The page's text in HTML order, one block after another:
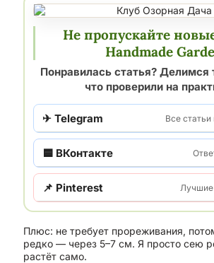
Не пропускайте
Handmade
Понравилась статья? Делимся
что проверили на
✈ Telegram Все
🟦 ВКонтакте
📌 Pinterest Лучшие
Плюс: не требует прореживания,
редко — через 5–7 см. Я просто сею
растёт само.